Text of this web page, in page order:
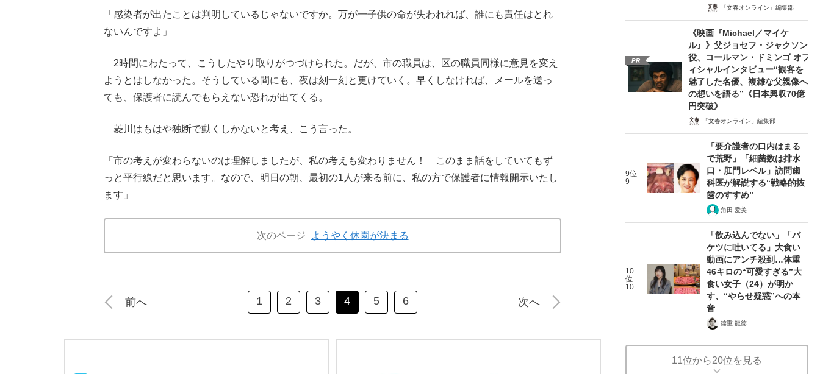
「感染者が出たことは判明しているじゃないですか。万が一子供の命が失われれば、誰にも責任はとれ
ないんですよ」
2時間にわたって、こうしたやり取りがつづけられた。だが、市の職員は、区の職員同様に意見を変え
ようとはしなかった。そうしている間にも、夜は刻一刻と更けていく。早くしなければ、メールを送っ
ても、保護者に読んでもらえない恐れが出てくる。
菱川はもはや独断で動くしかないと考え、こう言った。
「市の考えが変わらないのは理解しましたが、私の考えも変わりません！ このまま話をしていてもず
っと平行線だと思います。なので、明日の朝、最初の1人が来る前に、私の方で保護者に情報開示いたし
ます」
次のページ ようやく休園が決まる
前へ 1 2 3 4 5 6 次へ
「文春オンライン」編集部
PR
《映画『Michael／マイケ
ル』》父ジョセフ・ジャクソン
役、コールマン・ドミンゴ オフ
ィシャルインタビュー“観客を
魅了した名優、複雑な父親像へ
の想いを語る”《日本興収70億
円突破》
「文春オンライン」編集部
9位
9
「要介護者の口内はまる
で荒野」「細菌数は排水
口・肛門レベル」訪問歯
科医が解説する“戦略的抜
歯のすすめ”
角田 愛美
10
位
10
「飲み込んでない」「バ
ケツに吐いてる」大食い
動画にアンチ殺到…体重
46キロの“可愛すぎる”大
食い女子（24）が明か
す、“やらせ疑惑”への本
音
徳重 龍徳
11位から20位を見る